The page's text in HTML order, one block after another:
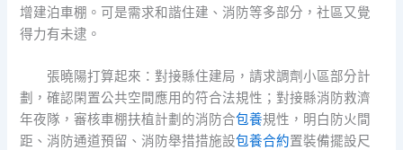
增建泊車棚。可是需求和諧住建、消防等多部分，社區又覺
得力有未逮。
張曉陽打算起來：對接縣住建局，請求調劑小區部分計
劃，確認閑置公共空間應用的符合法規性；對接縣消防救濟
年夜隊，審核車棚扶植計劃的消防合包養規性，明白防火間
距、消防通道預留、消防舉措措施設包養合約置裝備擺設尺